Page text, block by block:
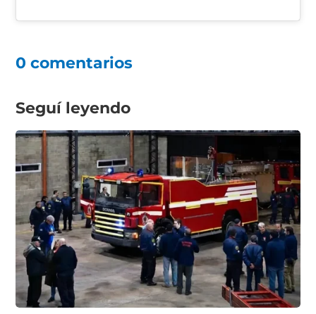
0 comentarios
Seguí leyendo